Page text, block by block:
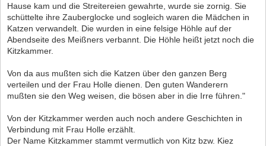
Hause kam und die Streitereien gewahrte, wurde sie zornig. Sie
schüttelte ihre Zauberglocke und sogleich waren die Mädchen in
Katzen verwandelt. Die wurden in eine felsige Höhle auf der
Abendseite des Meißners verbannt. Die Höhle heißt jetzt noch die
Kitzkammer.
Von da aus mußten sich die Katzen über den ganzen Berg
verteilen und der Frau Holle dienen. Den guten Wanderern
mußten sie den Weg weisen, die bösen aber in die Irre führen."
Von der Kitzkammer werden auch noch andere Geschichten in
Verbindung mit Frau Holle erzählt.
Der Name Kitzkammer stammt vermutlich von Kitz bzw. Kiez